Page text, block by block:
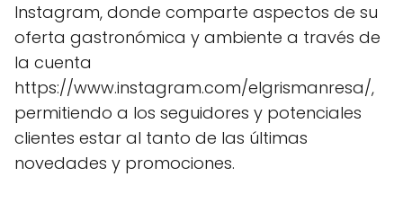
Instagram, donde comparte aspectos de su
oferta gastronómica y ambiente a través de
la cuenta
https://www.instagram.com/elgrismanresa/,
permitiendo a los seguidores y potenciales
clientes estar al tanto de las últimas
novedades y promociones.